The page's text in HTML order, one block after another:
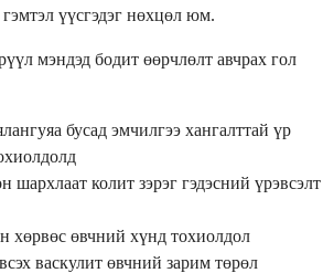
үүсгэдэг нөхцөл юм.
мэндэд бодит өөрчлөлт авчрах гол
бусад эмчилгээ хангалттай үр
шархлаат колит зэрэг гэдэсний үрэвсэлт
хөрвөс өвчний хүнд тохиолдол
васкулит өвчний зарим төрөл